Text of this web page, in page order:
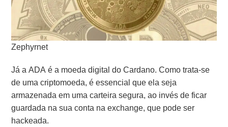
Zephyrnet
Já a ADA é a moeda digital do Cardano. Como trata-se
de uma criptomoeda, é essencial que ela seja
armazenada em uma carteira segura, ao invés de ficar
guardada na sua conta na exchange, que pode ser
hackeada.